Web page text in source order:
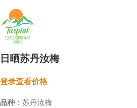
日晒苏丹汝梅
登录查看价格
品种 ：苏丹汝梅